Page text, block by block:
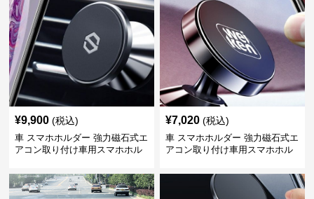
¥9,900 (税込)
車 スマホホルダー 強力磁石式エ
アコン取り付け車用スマホホル
¥7,020 (税込)
車 スマホホルダー 強力磁石式エ
アコン取り付け車用スマホホル